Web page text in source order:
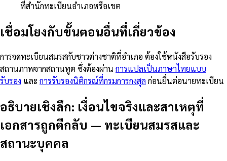
ที่สำนักทะเบียนอำเภอหรือเขต
เชื่อมโยงกับขั้นตอนอื่นที่เกี่ยวข้อง
การจดทะเบียนสมรสกับชาวต่างชาติที่อำเภอ ต้องใช้หนังสือรับรอง
สถานภาพจากสถานทูต ซึ่งต้องผ่าน การแปลเป็นภาษาไทยแบบ
รับรอง และ การรับรองนิติกรณ์ที่กรมการกงสุล ก่อนยื่นต่อนายทะเบียน
อธิบายเชิงลึก: เงื่อนไขจริงและสาเหตุที่
เอกสารถูกตีกลับ — ทะเบียนสมรสและ
สถานะบุคคล